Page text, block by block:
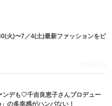
火)〜7／4(土)最新ファッションをピ
2026.7.8
ンデも♡千吉良恵子さんプロデュー
の多幸感がハンパない！